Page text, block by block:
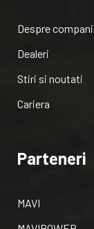
Despre
Dealeri
Stiri si noutati
Cariera
Parteneri
MAVI